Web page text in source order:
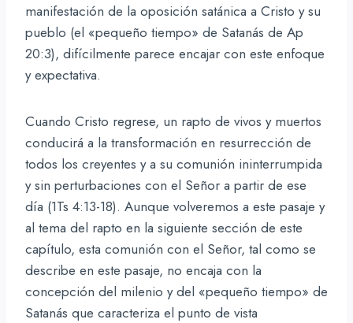
manifestación de la oposición satánica a Cristo y su
pueblo (el «pequeño tiempo» de Satanás de Ap
20:3), difícilmente parece encajar con este enfoque
y expectativa.
Cuando Cristo regrese, un rapto de vivos y muertos
conducirá a la transformación en resurrección de
todos los creyentes y a su comunión ininterrumpida
y sin perturbaciones con el Señor a partir de ese
día (1Ts 4:13-18). Aunque volveremos a este pasaje y
al tema del rapto en la siguiente sección de este
capítulo, esta comunión con el Señor, tal como se
describe en este pasaje, no encaja con la
concepción del milenio y del «pequeño tiempo» de
Satanás que caracteriza el punto de vista